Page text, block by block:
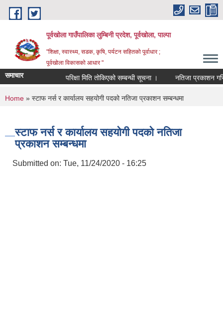
Skip to main content
पूर्वखोला गाउँपालिका लुम्बिनी प्रदेश, पूर्वखोला, पाल्पा
"शिक्षा, स्वास्थ्य, सडक, कृषि, पर्यटन सहितको पूर्वाधार ;
पूर्वखोला विकासको आधार "
समाचार परिक्षा मिति तोकिएको सम्बन्धी सूचना । नतिजा प्रकाशन
You are here
Home » स्टाफ नर्स र कार्यालय सहयोगी पदको नतिजा प्रकाशन सम्बन्धमा
स्टाफ नर्स र कार्यालय सहयोगी पदको नतिजा
प्रकाशन सम्बन्धमा
Submitted on: Tue, 11/24/2020 - 16:25